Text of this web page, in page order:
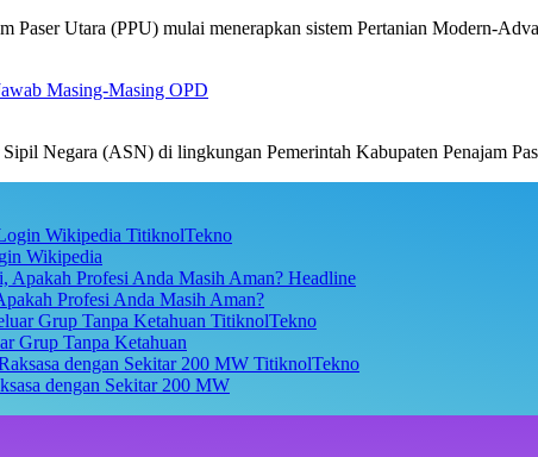
Utara (PPU) mulai menerapkan sistem Pertanian Modern-
Masing-Masing OPD
Negara (ASN) di lingkungan Pemerintah Kabupaten Penajam
TitiknolTekno
Wikipedia
Headline
Profesi Anda Masih Aman?
TitiknolTekno
Grup Tanpa Ketahuan
TitiknolTekno
dengan Sekitar 200 MW